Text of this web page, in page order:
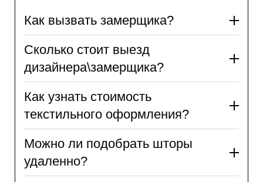
Как вызвать замерщика?
Сколько стоит выезд
дизайнера\замерщика?
Как узнать стоимость
текстильного оформления?
Можно ли подобрать шторы
удаленно?